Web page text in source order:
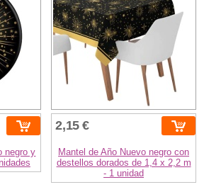
negro y
2,15 €
Mantel de Año Nuevo negro con
destellos dorados de 1,4 x 2,2 m
- 1 unidad